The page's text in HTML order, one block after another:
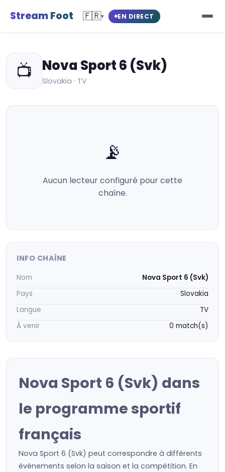
Stream Foot 🇫🇷▾ EN DIRECT
📺 Nova Sport 6 (Svk)
Slovakia · TV
📡
Aucun lecteur configuré pour cette
chaîne.
INFO CHAÎNE
Nom
Nova Sport 6 (Svk)
Pays
Slovakia
Langue
TV
À venir
0 match(s)
Nova Sport 6 (Svk) dans
le programme sportif
français
Nova Sport 6 (Svk) peut correspondre à différents
événements selon la saison et la compétition. En